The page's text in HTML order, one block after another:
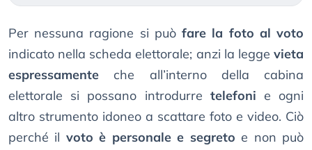
Per nessuna ragione si puòfare la foto al voto
indicato nella scheda elettorale; anzi la legge vieta
espressamente che all’interno della cabina
elettorale si possano introdurre telefoni e ogni
altro strumento idoneo a scattare foto e video. Ciò
perché il voto è personale e segreto e non può